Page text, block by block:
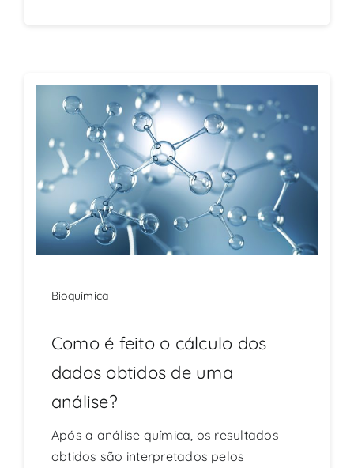
Bioquímica
Como é feito o cálculo dos
dados obtidos de uma
análise?
Após a análise química, os resultados
obtidos são interpretados pelos